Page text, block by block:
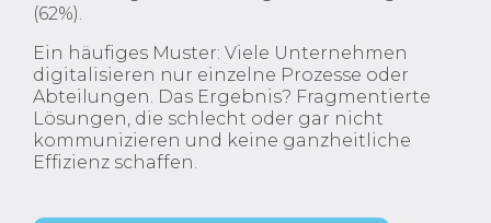
(62%).
Ein häufiges Muster: Viele Unternehmen
digitalisieren nur einzelne Prozesse oder
Abteilungen. Das Ergebnis? Fragmentierte
Lösungen, die schlecht oder gar nicht
kommunizieren und keine ganzheitliche
Effizienz schaffen.